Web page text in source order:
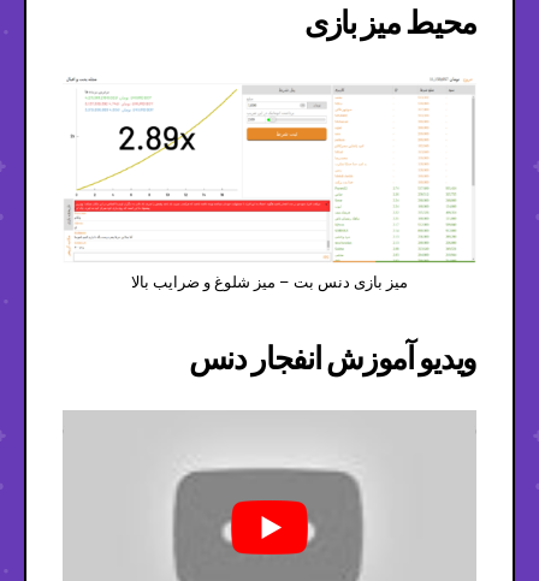
محیط میز بازی
میز بازی دنس بت – میز شلوغ و ضرایب بالا
ویدیو آموزش انفجار دنس